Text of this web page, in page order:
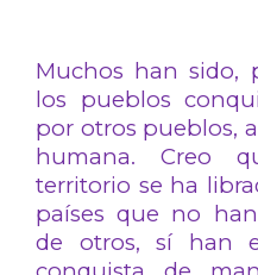
Muchos han sido,
los pueblos
por otros pueblos,
humana. Creo
territorio se ha
países que no
de otros, sí han